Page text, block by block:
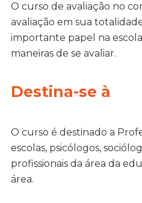
O curso de avaliação no
avaliação em sua
importante papel na
maneiras de se avaliar.
Destina-se à
O curso é destinado a
escolas, psicólogos,
profissionais da área da
área.